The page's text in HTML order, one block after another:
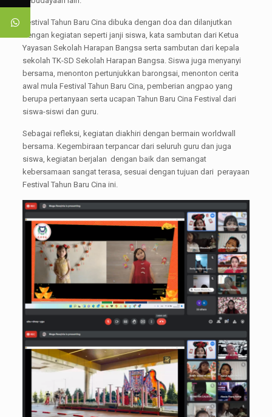
Festival Tahun Baru Cina dibuka dengan doa dan dilanjutkan
dengan kegiatan seperti janji siswa, kata sambutan dari Ketua
Yayasan Sekolah Harapan Bangsa serta sambutan dari kepala
sekolah TK-SD Sekolah Harapan Bangsa. Siswa juga menyanyi
bersama, menonton pertunjukkan barongsai, menonton cerita
awal mula Festival Tahun Baru Cina, pemberian angpao yang
berupa pertanyaan serta ucapan Tahun Baru Cina Festival dari
siswa-siswi dan guru.
Sebagai refleksi, kegiatan diakhiri dengan bermain worldwall
bersama. Kegembiraan terpancar dari seluruh guru dan juga
siswa, kegiatan berjalan dengan baik dan semangat
kebersamaan sangat terasa, sesuai dengan tujuan dari perayaan
Festival Tahun Baru Cina ini.